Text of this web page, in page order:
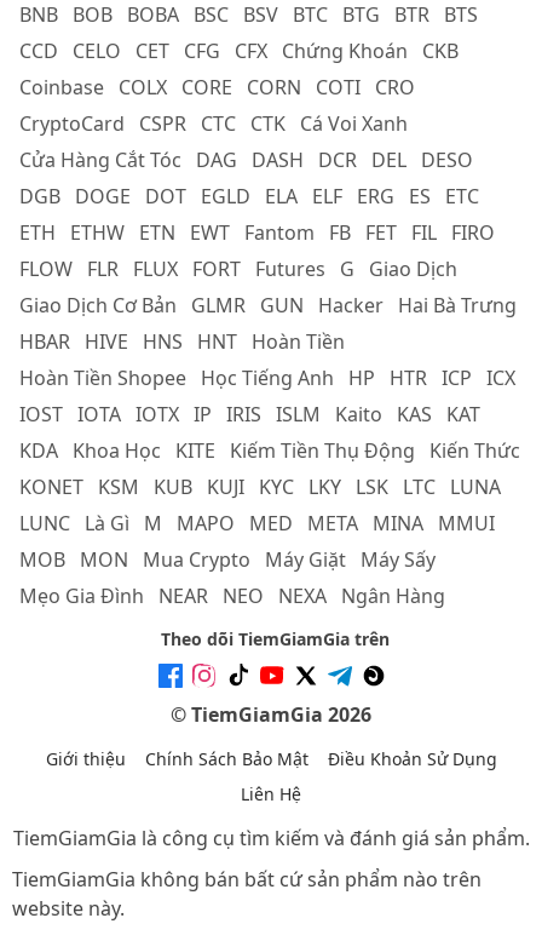
BNB BOB BOBA BSC BSV BTC BTG BTR BTS
CCD
CELO CET CFG CFX Chứng Khoán
CKB
Coinbase COLX CORE CORN COTI CRO
CryptoCard
CSPR CTC CTK Cá Voi Xanh
Cửa Hàng Cắt Tóc
DAG DASH DCR DEL DESO
DGB DOGE DOT EGLD ELA ELF ERG ES
ETC
ETH
ETHW ETN EWT Fantom FB FET FIL FIRO
FLOW FLR FLUX FORT Futures G
Giao Dịch
Giao Dịch Cơ Bản
GLMR GUN Hacker Hai Bà Trưng
HBAR HIVE HNS HNT Hoàn Tiền
Hoàn Tiền Shopee Học Tiếng Anh HP HTR ICP ICX
IOST IOTA IOTX IP IRIS ISLM Kaito KAS
KAT
KDA Khoa Học KITE Kiếm Tiền Thụ Động
Kiến Thức
KONET KSM KUB KUJI KYC LKY LSK LTC LUNA
LUNC Là Gì M MAPO MED META MINA MMUI
MOB MON Mua Crypto Máy Giặt Máy Sấy
Mẹo Gia Đình
NEAR NEO NEXA Ngân Hàng
Theo dõi TiemGiamGia trên
© TiemGiamGia 2026
Giới thiệu Chính Sách Bảo Mật
Điều Khoản Sử Dụng
Liên Hệ
TiemGiamGia là công cụ tìm kiếm và đánh giá sản phẩm.
TiemGiamGia không bán bất cứ sản phẩm nào trên
website này.